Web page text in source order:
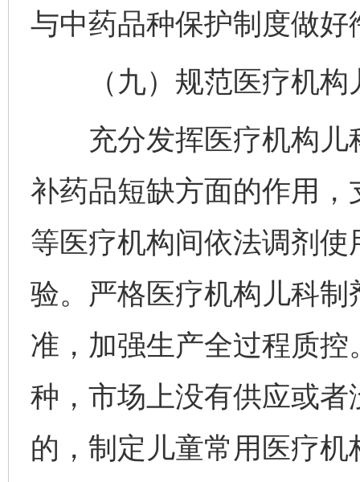
与中药品种保护制度做好
（九）规范医疗机构
充分发挥医疗机构儿
补药品短缺方面的作用
等医疗机构间依法调剂
验。严格医疗机构儿科
准，加强生产全过程质
种，市场上没有供应或
的，制定儿童常用医疗